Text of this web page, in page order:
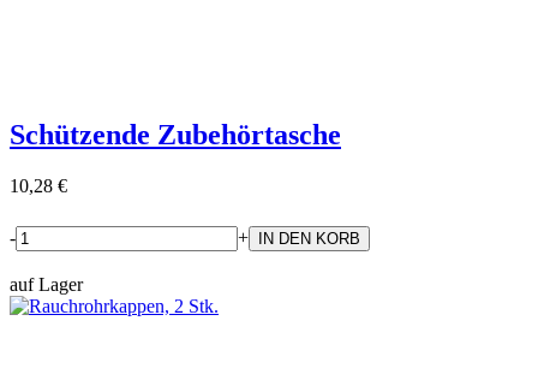
Schützende Zubehörtasche
10,28 €
- +
auf Lager